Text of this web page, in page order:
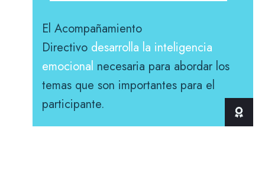
El Acompañamiento
Directivo desarrolla la inteligencia
emocional necesaria para abordar los
temas que son importantes para el
participante.